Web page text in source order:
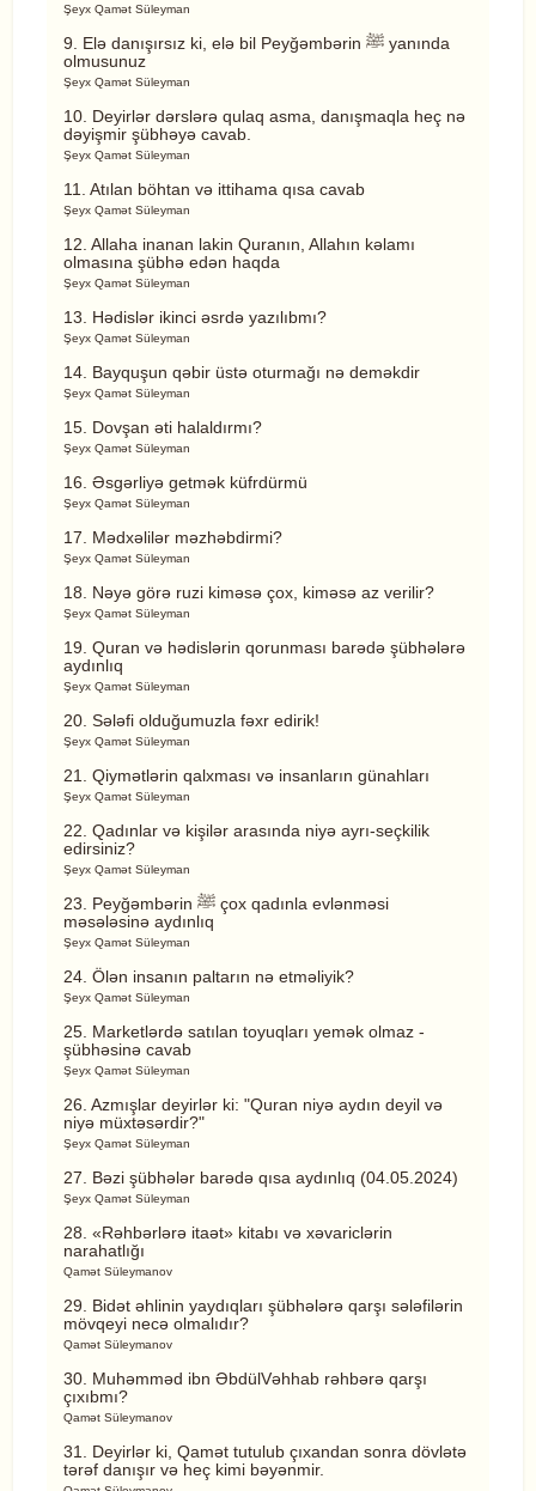
Şeyx Qamət Süleyman
9. Elə danışırsız ki, elə bil Peyğəmbərin ﷺ yanında
olmusunuz
Şeyx Qamət Süleyman
10. Deyirlər dərslərə qulaq asma, danışmaqla heç nə
dəyişmir şübhəyə cavab.
Şeyx Qamət Süleyman
11. Atılan böhtan və ittihama qısa cavab
Şeyx Qamət Süleyman
12. Allaha inanan lakin Quranın, Allahın kəlamı
olmasına şübhə edən haqda
Şeyx Qamət Süleyman
13. Hədislər ikinci əsrdə yazılıbmı?
Şeyx Qamət Süleyman
14. Bayquşun qəbir üstə oturmağı nə deməkdir
Şeyx Qamət Süleyman
15. Dovşan əti halaldırmı?
Şeyx Qamət Süleyman
16. Əsgərliyə getmək küfrdürmü
Şeyx Qamət Süleyman
17. Mədxəlilər məzhəbdirmi?
Şeyx Qamət Süleyman
18. Nəyə görə ruzi kiməsə çox, kiməsə az verilir?
Şeyx Qamət Süleyman
19. Quran və hədislərin qorunması barədə şübhələrə
aydınlıq
Şeyx Qamət Süleyman
20. Sələfi olduğumuzla fəxr edirik!
Şeyx Qamət Süleyman
21. Qiymətlərin qalxması və insanların günahları
Şeyx Qamət Süleyman
22. Qadınlar və kişilər arasında niyə ayrı-seçkilik
edirsiniz?
Şeyx Qamət Süleyman
23. Peyğəmbərin ﷺ çox qadınla evlənməsi
məsələsinə aydınlıq
Şeyx Qamət Süleyman
24. Ölən insanın paltarın nə etməliyik?
Şeyx Qamət Süleyman
25. Marketlərdə satılan toyuqları yemək olmaz -
şübhəsinə cavab
Şeyx Qamət Süleyman
26. Azmışlar deyirlər ki: "Quran niyə aydın deyil və
niyə müxtəsərdir?"
Şeyx Qamət Süleyman
27. Bəzi şübhələr barədə qısa aydınlıq (04.05.2024)
Şeyx Qamət Süleyman
28. «Rəhbərlərə itaət» kitabı və xəvariclərin
narahatlığı
Qamət Süleymanov
29. Bidət əhlinin yaydıqları şübhələrə qarşı sələfilərin
mövqeyi necə olmalıdır?
Qamət Süleymanov
30. Muhəmməd ibn ƏbdülVəhhab rəhbərə qarşı
çıxıbmı?
Qamət Süleymanov
31. Deyirlər ki, Qamət tutulub çıxandan sonra dövlətə
tərəf danışır və heç kimi bəyənmir.